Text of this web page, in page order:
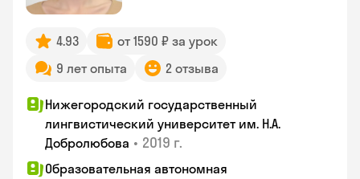
4.93
от 1590 ₽ за урок
9 лет опыта
2 отзыва
Нижегородский государственный
лингвистический университет им. Н.А.
Добролюбова • 2019 г.
Образовательная автономная